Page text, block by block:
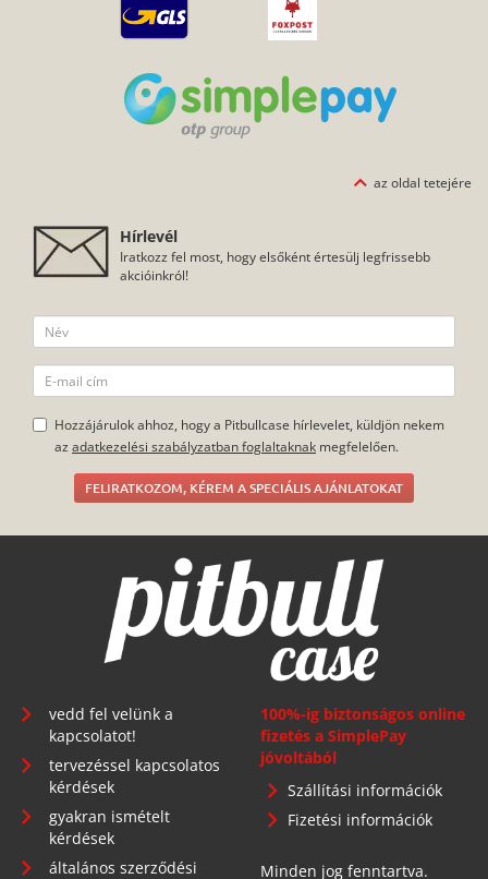
az oldal tetejére
Hírlevél
Iratkozz fel most, hogy elsőként értesülj legfrissebb
akcióinkról!
Hozzájárulok ahhoz, hogy a Pitbullcase hírlevelet, küldjön nekem
az adatkezelési szabályzatban foglaltaknak megfelelően.
FELIRATKOZOM, KÉREM A SPECIÁLIS AJÁNLATOKAT
vedd fel velünk a
kapcsolatot!
tervezéssel kapcsolatos
kérdések
gyakran ismételt
kérdések
általános szerződési
100%-ig biztonságos online
fizetés a SimplePay
jóvoltából
Szállítási információk
Fizetési információk
Minden jog fenntartva.